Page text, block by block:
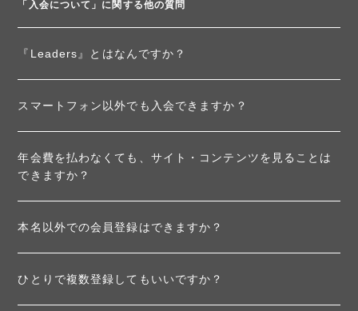
「入会について」に関する他の質問
『Leaders』とはなんですか？
スマートフォン以外でも入会できますか？
年会費を払わなくても、サイト・コンテンツを見ることは
できますか？
本名以外での会員登録はできますか？
ひとりで複数登録してもいいですか？